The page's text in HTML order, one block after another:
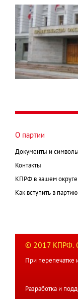
О партии
Документы и символы
Контакты
КПРФ в вашем округе
Как вступить в партию
© 2017 КПРФ.
При перепечатке
Разработка и